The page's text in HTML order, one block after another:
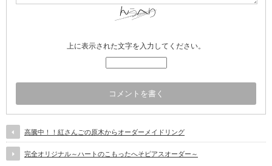
上に表示された文字を入力してください。
高騰中！！紅さんごの原木からオーダーメイドリング
完全オリジナル～ハートのこもったへそピアスオーダー～